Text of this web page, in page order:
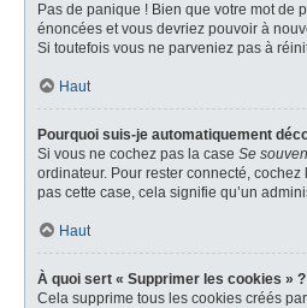
Pas de panique ! Bien que votre mot de
énoncées et vous devriez pouvoir à
Si toutefois vous ne parveniez pas à
Haut
Pourquoi suis-je automatiquement
Si vous ne cochez pas la case Se
ordinateur. Pour rester connecté, cochez
pas cette case, cela signifie qu’un
Haut
À quoi sert « Supprimer les cookies » ?
Cela supprime tous les cookies créés